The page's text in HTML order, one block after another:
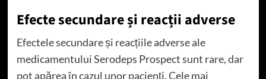
Efecte secundare și reacții adverse
Efectele secundare și reacțiile adverse ale
medicamentului Serodeps Prospect sunt rare, dar
pot apărea în cazul unor pacienți. Cele mai